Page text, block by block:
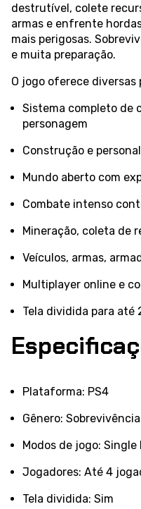
destrutível, colete
armas e enfrente
mais perigosas.
e muita preparação.
O jogo oferece diversas
Sistema completo de
personagem
Construção e
Mundo aberto com
Combate intenso
Mineração, coleta de
Veículos, armas,
Multiplayer online e
Tela dividida para até
Plataforma: PS4
Gênero:
Modos de jogo:
Jogadores: Até 4
Tela dividida: Sim